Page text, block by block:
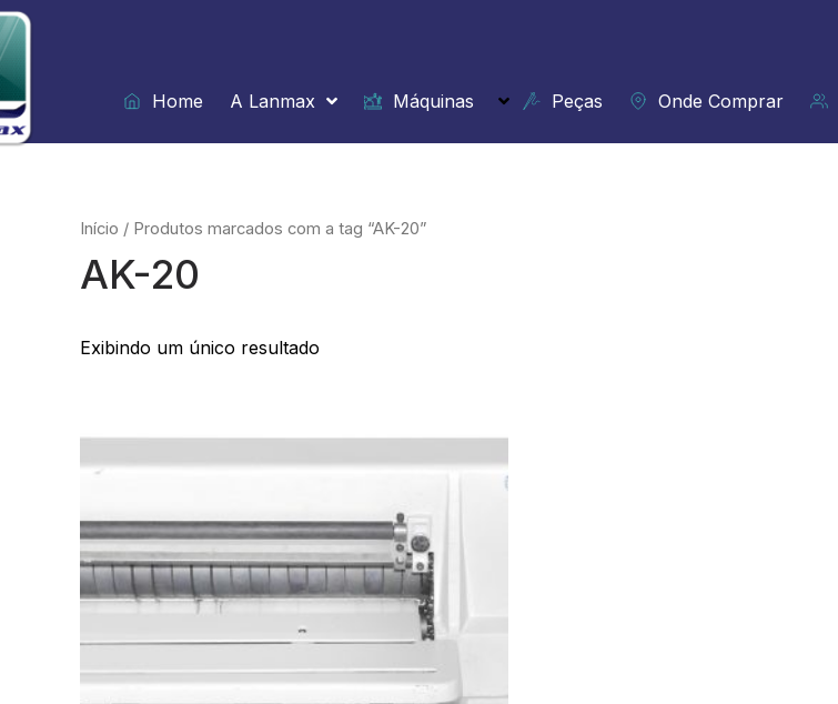
Ir
para
o
conteúdo
Home
A Lanmax Máquinas Peças Onde Comprar
Início / Produtos marcados com a tag “AK-20”
AK-20
Exibindo um único resultado